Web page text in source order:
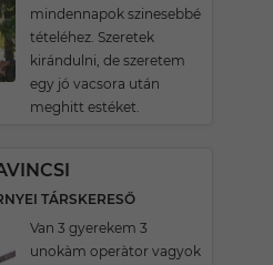
mindennapok szinesebbé
tételéhez. Szeretek
kirándulni, de szeretem
egy jó vacsora után
meghitt estéket.
TÁRSKERESŐ
Van 3 gyerekem 3
unokàm operàtor vagyok